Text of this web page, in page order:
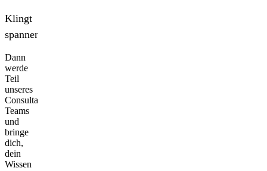
Klingt
spannend?
Dann
werde
Teil
unseres
Consultant-
Teams
und
bringe
dich,
dein
Wissen